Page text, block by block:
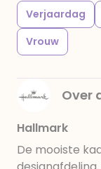
Verjaardag
Vrouw
Over
Hallmark
De mooiste